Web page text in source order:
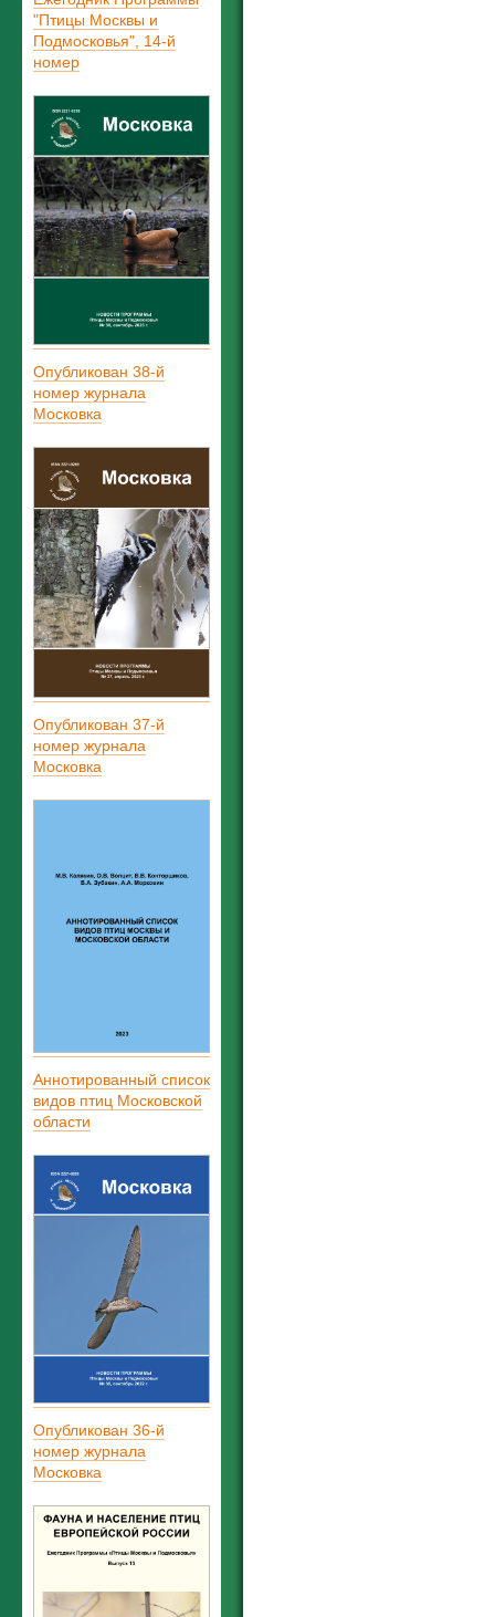
"Птицы Москвы и
Подмосковья", 14-й
номер
Опубликован 38-й
номер журнала
Московка
Опубликован 37-й
номер журнала
Московка
Аннотированный список
видов птиц Московской
области
Опубликован 36-й
номер журнала
Московка